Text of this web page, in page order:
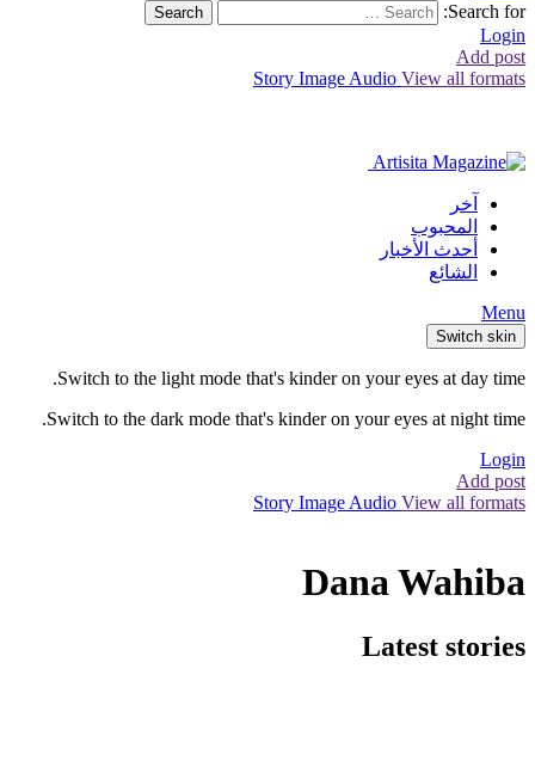
Search for:
Search
Login
Add post
Story Image Audio View all formats
آخر
المحبوب
أحدث الأخبار
الشائع
Menu
Switch skin
Switch to the light mode that's kinder on your eyes at day time.
Switch to the dark mode that's kinder on your eyes at night time.
Login
Add post
Story Image Audio View all formats
Dana Wahiba
Latest stories